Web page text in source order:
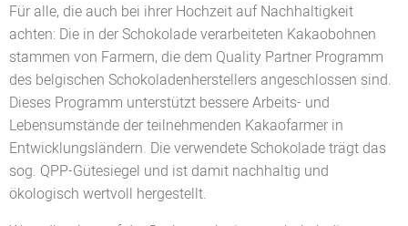
Für alle, die auch bei ihrer Hochzeit auf Nachhaltigkeit
achten: Die in der Schokolade verarbeiteten Kakaobohnen
stammen von Farmern, die dem Quality Partner Programm
des belgischen Schokoladenherstellers angeschlossen sind.
Dieses Programm unterstützt bessere Arbeits- und
Lebensumstände der teilnehmenden Kakaofarmer in
Entwicklungsländern. Die verwendete Schokolade trägt das
sog. QPP-Gütesiegel und ist damit nachhaltig und
ökologisch wertvoll hergestellt.